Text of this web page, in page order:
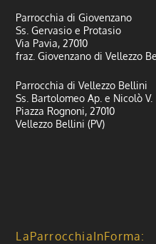
Parrocchia di Giovenzano
Ss. Gervasio e Protasio
Via Pavia, 27010
fraz. Giovenzano di Vellezzo
Parrocchia di Vellezzo Bellini
Ss. Bartolomeo Ap. e Nicolò V.
Piazza Rognoni, 27010
Vellezzo Bellini (PV)
LaParrocchiaInForma: